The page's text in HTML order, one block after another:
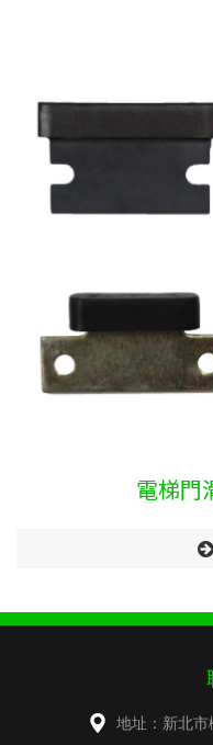
電梯門
地址：新北市